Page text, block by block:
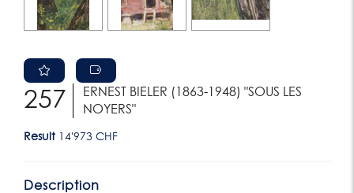
257
ERNEST BIELER (1863-1948) "SOUS LES
NOYERS"
Result 14'973 CHF
Description